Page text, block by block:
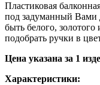
Пластиковая
под задуманный Вами
быть белого,
подобрать ручки в
Цена указана за 1
Характеристики: